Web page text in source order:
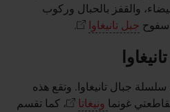
والقفز بالحبال وركوب
سفوح جبل تانيغاوا .
جبال تانيغاوا. وتقع هذه
غونما ونيغاتا
، كما تقسم